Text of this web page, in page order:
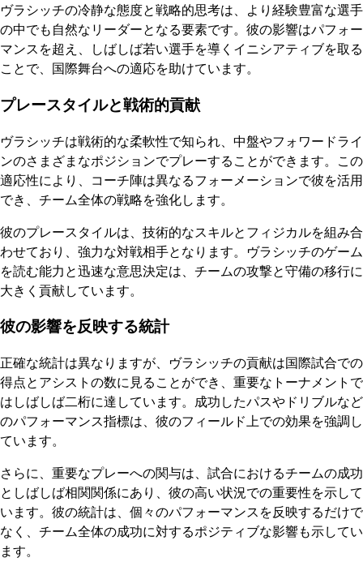
ヴラシッチの冷静な態度と戦略的思考は、より経験豊富な選手
の中でも自然なリーダーとなる要素です。彼の影響はパフォー
マンスを超え、しばしば若い選手を導くイニシアティブを取る
ことで、国際舞台への適応を助けています。
プレースタイルと戦術的貢献
ヴラシッチは戦術的な柔軟性で知られ、中盤やフォワードライ
ンのさまざまなポジションでプレーすることができます。この
適応性により、コーチ陣は異なるフォーメーションで彼を活用
でき、チーム全体の戦略を強化します。
彼のプレースタイルは、技術的なスキルとフィジカルを組み合
わせており、強力な対戦相手となります。ヴラシッチのゲーム
を読む能力と迅速な意思決定は、チームの攻撃と守備の移行に
大きく貢献しています。
彼の影響を反映する統計
正確な統計は異なりますが、ヴラシッチの貢献は国際試合での
得点とアシストの数に見ることができ、重要なトーナメントで
はしばしば二桁に達しています。成功したパスやドリブルなど
のパフォーマンス指標は、彼のフィールド上での効果を強調し
ています。
さらに、重要なプレーへの関与は、試合におけるチームの成功
としばしば相関関係にあり、彼の高い状況での重要性を示して
います。彼の統計は、個々のパフォーマンスを反映するだけで
なく、チーム全体の成功に対するポジティブな影響も示してい
ます。